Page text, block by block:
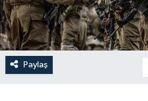
Paylaş
Magazin
Otomobil
Politika